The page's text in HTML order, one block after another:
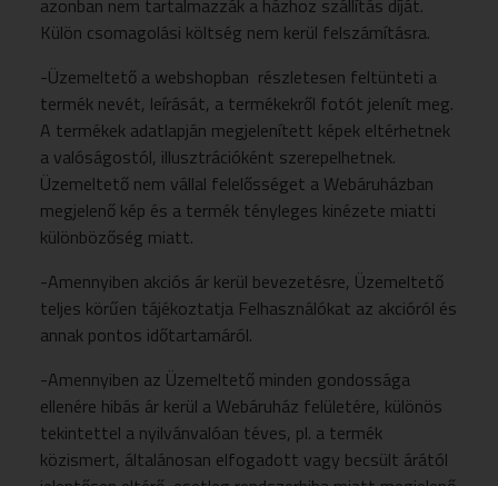
azonban nem tartalmazzák a házhoz szállítás díját.
Külön csomagolási költség nem kerül felszámításra.
-Üzemeltető a webshopban részletesen feltünteti a
termék nevét, leírását, a termékekről fotót jelenít meg.
A termékek adatlapján megjelenített képek eltérhetnek
a valóságostól, illusztrációként szerepelhetnek.
Üzemeltető nem vállal felelősséget a Webáruházban
megjelenő kép és a termék tényleges kinézete miatti
különbözőség miatt.
-Amennyiben akciós ár kerül bevezetésre, Üzemeltető
teljes körűen tájékoztatja Felhasználókat az akcióról és
annak pontos időtartamáról.
-Amennyiben az Üzemeltető minden gondossága
ellenére hibás ár kerül a Webáruház felületére, különös
tekintettel a nyilvánvalóan téves, pl. a termék
közismert, általánosan elfogadott vagy becsült árától